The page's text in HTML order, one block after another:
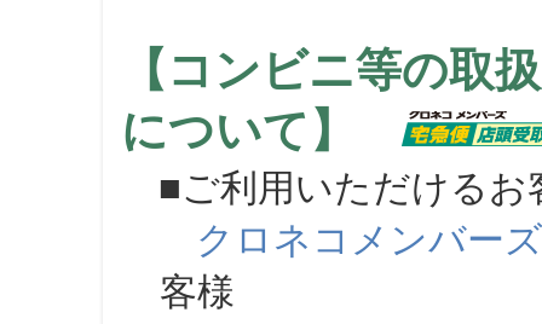
【コンビニ等の取
について】
■ご利用いただけるお
クロネコメンバーズ
客様